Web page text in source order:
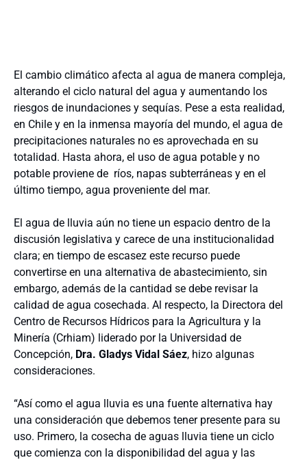
El cambio climático afecta al agua de manera compleja,
alterando el ciclo natural del agua y aumentando los
riesgos de inundaciones y sequías. Pese a esta realidad,
en Chile y en la inmensa mayoría del mundo, el agua de
precipitaciones naturales no es aprovechada en su
totalidad. Hasta ahora, el uso de agua potable y no
potable proviene de ríos, napas subterráneas y en el
último tiempo, agua proveniente del mar.
El agua de lluvia aún no tiene un espacio dentro de la
discusión legislativa y carece de una institucionalidad
clara; en tiempo de escasez este recurso puede
convertirse en una alternativa de abastecimiento, sin
embargo, además de la cantidad se debe revisar la
calidad de agua cosechada. Al respecto, la Directora del
Centro de Recursos Hídricos para la Agricultura y la
Minería (Crhiam) liderado por la Universidad de
Concepción, Dra. Gladys Vidal Sáez, hizo algunas
consideraciones.
“Así como el agua lluvia es una fuente alternativa hay
una consideración que debemos tener presente para su
uso. Primero, la cosecha de aguas lluvia tiene un ciclo
que comienza con la disponibilidad del agua y las